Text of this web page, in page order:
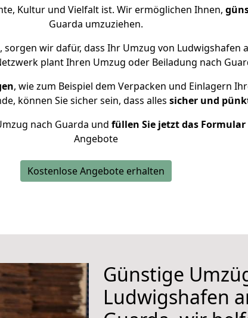
Kultur und Vielfalt ist. Wir ermöglichen Ihnen,
Guarda umzuziehen.
wir dafür, dass Ihr Umzug von Ludwigshafen
plant Ihren Umzug oder Beiladung nach
, wie zum Beispiel dem Verpacken und Einlagern
können Sie sicher sein, dass alles sicher und
nach Guarda und füllen Sie jetzt das Formular
Angebote
Kostenlose Angebote erhalten
Günstige
Ludwigshafen